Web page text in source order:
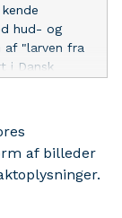
hud- og
af "larven fra
i Dansk
af billeder